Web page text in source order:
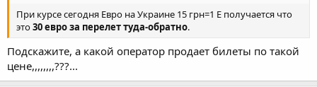
При курсе сегодня Евро на Украине 15 грн=1 Е получается что
это30 евроза перелет туда-обратно.
Подскажите, а какой оператор продает билеты по такой
цене,,,,,,,,???...